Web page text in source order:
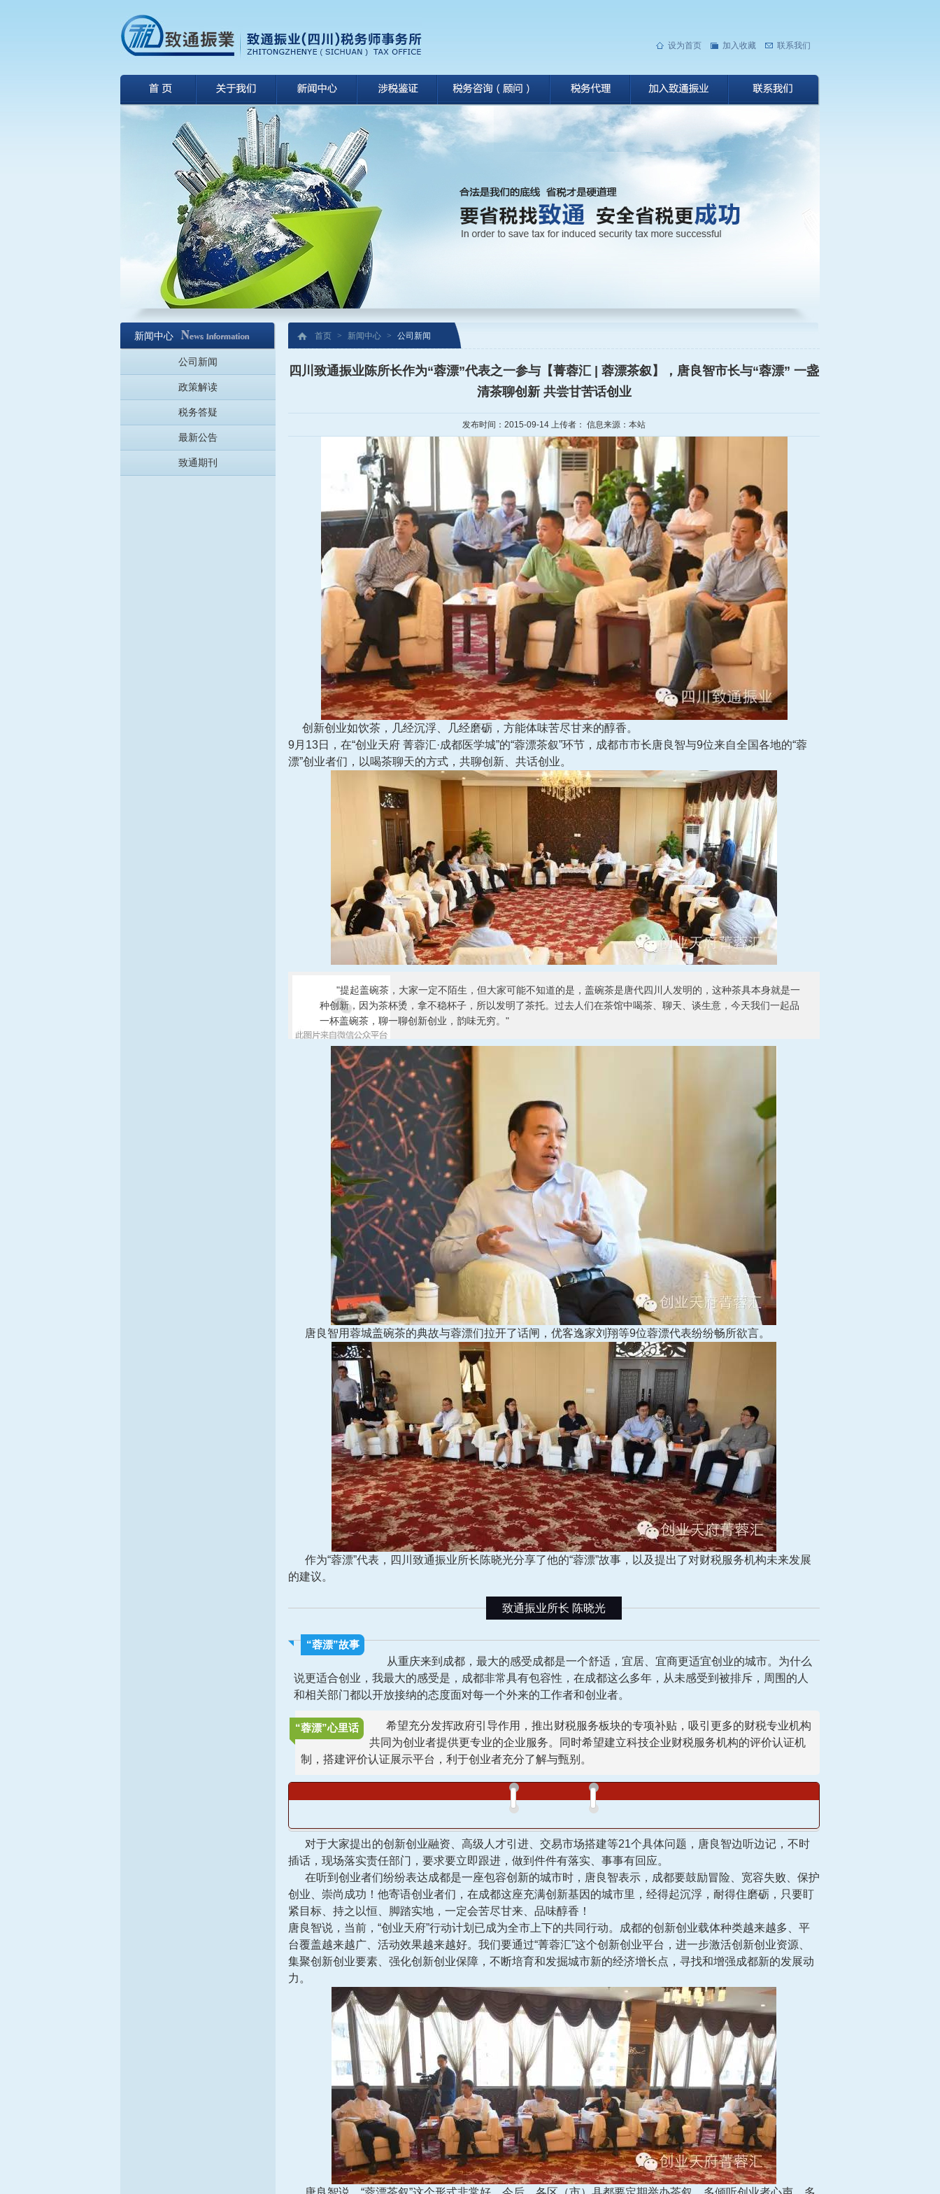
设为首页 加入收藏 联系我们
新闻中心
公司新闻
政策解读
税务答疑
最新公告
致通期刊
首页 > 新闻中心 > 公司新闻
四川致通振业陈所长作为“蓉漂”代表之一参与【菁蓉汇 | 蓉漂茶叙】，唐良智市长与“蓉漂” 一盏
清茶聊创新 共尝甘苦话创业
发布时间：2015-09-14 上传者： 信息来源：本站
创新创业如饮茶，几经沉浮、几经磨砺，方能体味苦尽甘来的醇香。
9月13日，在“创业天府 菁蓉汇·成都医学城”的“蓉漂茶叙”环节，成都市市长唐良智与9位来自全国各地的“蓉
漂”创业者们，以喝茶聊天的方式，共聊创新、共话创业。
"提起盖碗茶，大家一定不陌生，但大家可能不知道的是，盖碗茶是唐代四川人发明的，这种茶具本身就是一
种创新，因为茶杯烫，拿不稳杯子，所以发明了茶托。过去人们在茶馆中喝茶、聊天、谈生意，今天我们一起品
一杯盖碗茶，聊一聊创新创业，韵味无穷。"
唐良智用蓉城盖碗茶的典故与蓉漂们拉开了话闸，优客逸家刘翔等9位蓉漂代表纷纷畅所欲言。
作为“蓉漂”代表，四川致通振业所长陈晓光分享了他的“蓉漂”故事，以及提出了对财税服务机构未来发展
的建议。
致通振业所长 陈晓光
“蓉漂”故事
从重庆来到成都，最大的感受成都是一个舒适，宜居、宜商更适宜创业的城市。为什么
说更适合创业，我最大的感受是，成都非常具有包容性，在成都这么多年，从未感受到被排斥，周围的人
和相关部门都以开放接纳的态度面对每一个外来的工作者和创业者。
“蓉漂”心里话
希望充分发挥政府引导作用，推出财税服务板块的专项补贴，吸引更多的财税专业机构
共同为创业者提供更专业的企业服务。同时希望建立科技企业财税服务机构的评价认证机
制，搭建评价认证展示平台，利于创业者充分了解与甄别。
对于大家提出的创新创业融资、高级人才引进、交易市场搭建等21个具体问题，唐良智边听边记，不时
插话，现场落实责任部门，要求要立即跟进，做到件件有落实、事事有回应。
在听到创业者们纷纷表达成都是一座包容创新的城市时，唐良智表示，成都要鼓励冒险、宽容失败、保护
创业、崇尚成功！他寄语创业者们，在成都这座充满创新基因的城市里，经得起沉浮，耐得住磨砺，只要盯
紧目标、持之以恒、脚踏实地，一定会苦尽甘来、品味醇香！
唐良智说，当前，“创业天府”行动计划已成为全市上下的共同行动。成都的创新创业载体种类越来越多、平
台覆盖越来越广、活动效果越来越好。我们要通过“菁蓉汇”这个创新创业平台，进一步激活创新创业资源、
集聚创新创业要素、强化创新创业保障，不断培育和发掘城市新的经济增长点，寻找和增强成都新的发展动
力。